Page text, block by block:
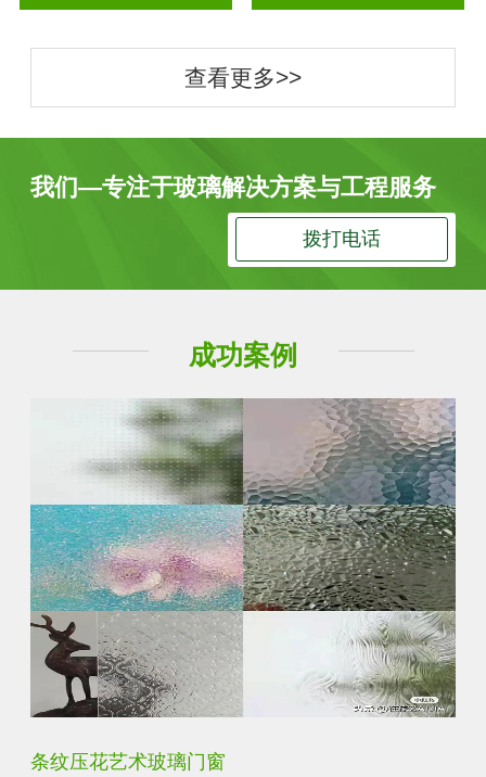
查看更多>>
我们—专注于玻璃解决方案与工程服务
拨打电话
成功案例
钢化超白长虹小灯芯压花钢化玻璃